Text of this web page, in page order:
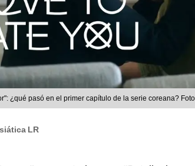
¿qué pasó en el primer capítulo de la serie coreana?
LR